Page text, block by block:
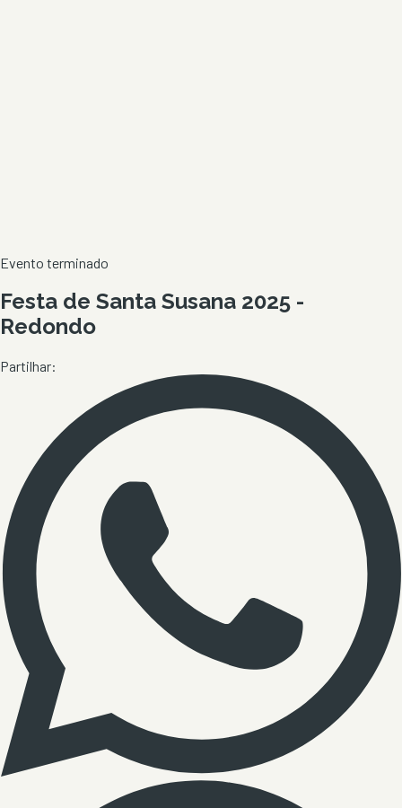
Evento terminado
Festa de Santa Susana 2025 -
Redondo
Partilhar: